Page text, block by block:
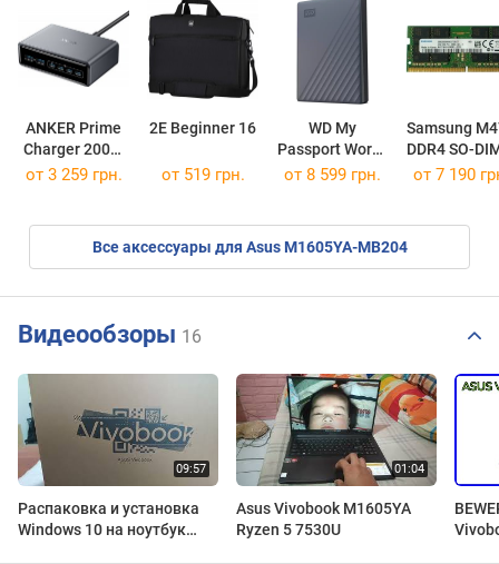
ANKER Prime
Charger 200W
6 Ports GaN
2E Beginner 16
WD My
Passport Works
WDBRMD0050BGY
Samsung
DDR4 SO-
1x32GB
от 3 259 грн. от 519 грн. от 8 599 грн. от 7 190
Все аксессуары для Asus M1605YA-MB204
Видеообзоры 16
Распаковка и установка
Windows 10 на ноутбук
Asus Vivobook M1605YA
Ryzen 5 7530U